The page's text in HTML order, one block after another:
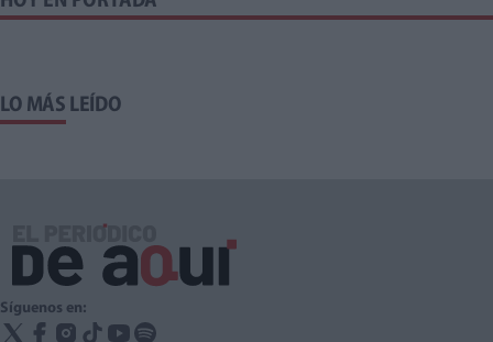
LO MÁS LEÍDO
Síguenos en: